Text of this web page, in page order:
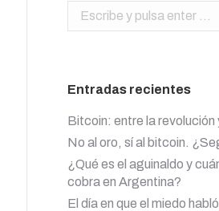
Buscar:
Entradas recientes
Bitcoin: entre la revolución
No al oro, sí al bitcoin.
¿Qué es el aguinaldo y
cobra en Argentina?
El día en que el miedo